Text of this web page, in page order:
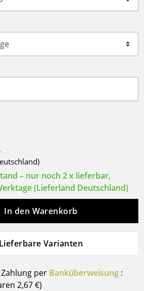
Tische
– nur noch 2 x lieferbar,
(Lieferland Deutschland)
In den Warenkorb
Lieferbare Varianten
per Banküberweisung :
2,67 €)